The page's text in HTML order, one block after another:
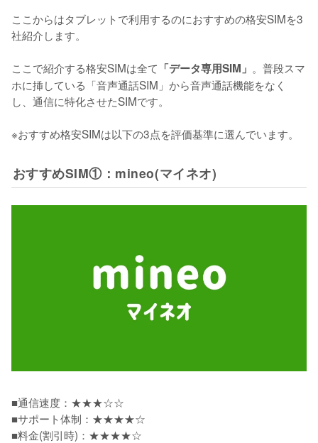
ここからはタブレットで利用するのにおすすめの格安SIMを3
社紹介します。
ここで紹介する格安SIMは全て 「データ専用SIM」 。普段スマ
ホに挿している「音声通話SIM」から音声通話機能をなく
し、通信に特化させたSIMです。
※おすすめ格安SIMは以下の3点を評価基準に選んでいます。
おすすめSIM①：mineo(マイネオ)
■通信速度：★★★☆☆
■サポート体制：★★★★☆
■料金(割引時)：★★★★☆